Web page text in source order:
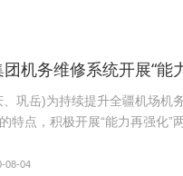
机务维修系统开展“能
、巩岳)为持续提升全疆机场机
特点，积极开展“能力再强化”
08-04